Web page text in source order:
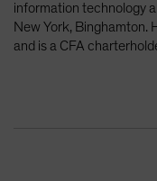
Sweden
Switzerland
information technology
New York, Binghamton.
and is a CFA